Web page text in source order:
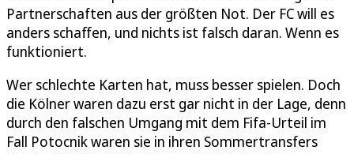
Partnerschaften aus der größten Not. Der FC will es
anders schaffen, und nichts ist falsch daran. Wenn es
funktioniert.
Wer schlechte Karten hat, muss besser spielen. Doch
die Kölner waren dazu erst gar nicht in der Lage, denn
durch den falschen Umgang mit dem Fifa-Urteil im
Fall Potocnik waren sie in ihren Sommertransfers